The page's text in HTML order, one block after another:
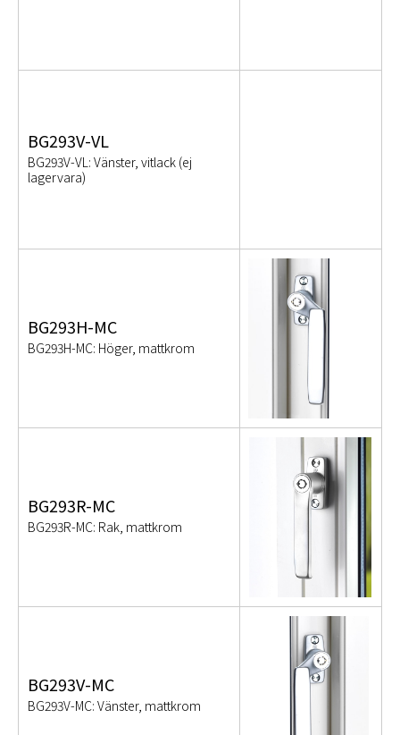
BG293V-VL
BG293V-VL: Vänster, vitlack (ej
lagervara)
BG293H-MC
BG293H-MC: Höger, mattkrom
BG293R-MC
BG293R-MC: Rak, mattkrom
BG293V-MC
BG293V-MC: Vänster, mattkrom